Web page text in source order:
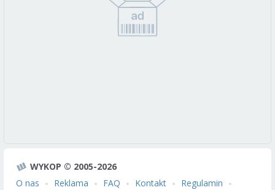
WYKOP © 2005-2026
O nas
Reklama FAQ Kontakt
Regulamin